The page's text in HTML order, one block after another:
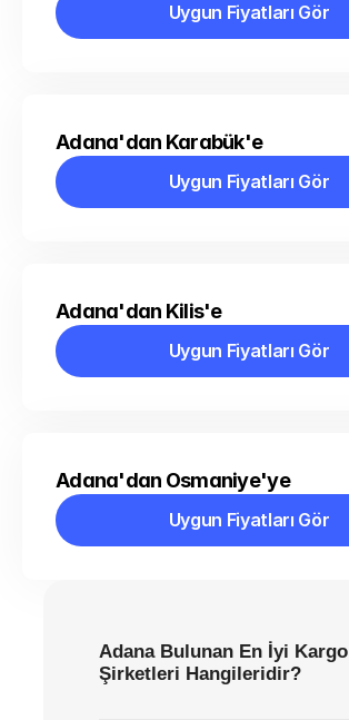
Uygun Fiyatları Gör
Uygun Fiyatları Gör
Adana'dan Karabük'e
Uygun Fiyatları Gör
Uygun Fiyatları Gör
Adana'dan Kilis'e
Uygun Fiyatları Gör
Uygun Fiyatları Gör
Adana'dan Osmaniye'ye
Uygun Fiyatları Gör
Uygun Fiyatları Gör
Adana Bulunan En İyi Kargo
Şirketleri Hangileridir?